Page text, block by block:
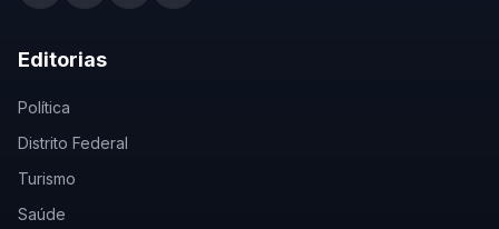
Editorias
Política
Distrito Federal
Turismo
Saúde